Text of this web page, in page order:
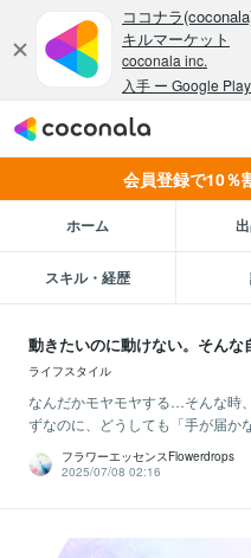
会員登録で10％
ホーム
スキル・経歴
動きたいのに動けない。そんな
ライフスタイル
なんだかモヤモヤする…そんな時
ずなのに、どうしても「手が届か
フラワーエッセンスFlowerdrops
2025/07/08 02:16